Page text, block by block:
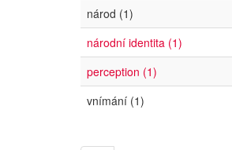
národ (1)
národní identita (1)
perception (1)
vnímání (1)